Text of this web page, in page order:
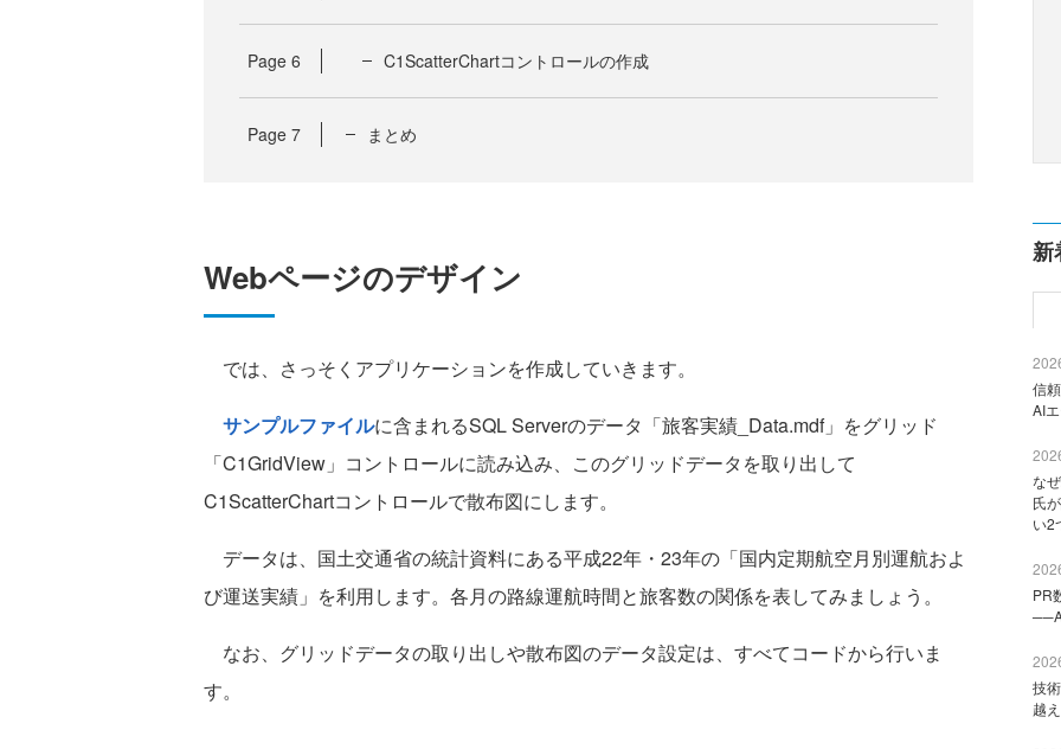
Page 6 C1ScatterChartコントロールの作成
Page 7 まとめ
Webページのデザイン
では、さっそくアプリケーションを作成していきます。
サンプルファイルに含まれるSQL Serverのデータ「旅客実績_Data.mdf」をグリッド
「C1GridView」コントロールに読み込み、このグリッドデータを取り出して
C1ScatterChartコントロールで散布図にします。
データは、国土交通省の統計資料にある平成22年・23年の「国内定期航空月別運航およ
び運送実績」を利用します。各月の路線運航時間と旅客数の関係を表してみましょう。
なお、グリッドデータの取り出しや散布図のデータ設定は、すべてコードから行いま
す。
新
信
AI
な
氏
い2
PR
技
越